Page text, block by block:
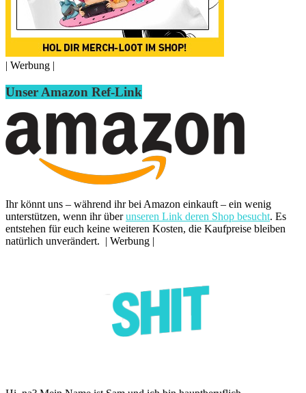
| Werbung |
Unser Amazon Ref-Link
Ihr könnt uns – während ihr bei Amazon einkauft – ein wenig
unterstützen, wenn ihr überunseren Link deren Shop besucht. Es
entstehen für euch keine weiteren Kosten, die Kaufpreise bleiben
natürlich unverändert. | Werbung |